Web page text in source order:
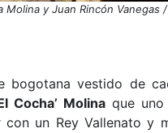
Molina y Juan Rincón Vanegas
bogotana vestido de
Cocha’ Molina que
con un Rey Vallenato y